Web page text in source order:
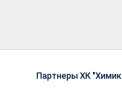
Партнеры ХК